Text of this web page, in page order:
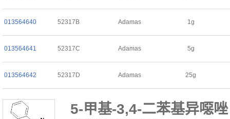
013564640 52317B Adamas 1g
013564641 52317C Adamas 5g
013564642 52317D Adamas 25g
5-甲基-3,4-二苯基异噁唑